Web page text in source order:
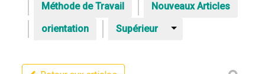
Méthode de Travail
Nouveaux Articles
orientation
Supérieur